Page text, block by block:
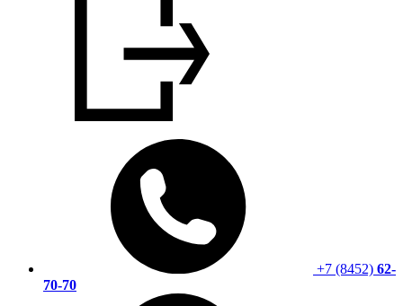
+7 (8452) 62-
70-70